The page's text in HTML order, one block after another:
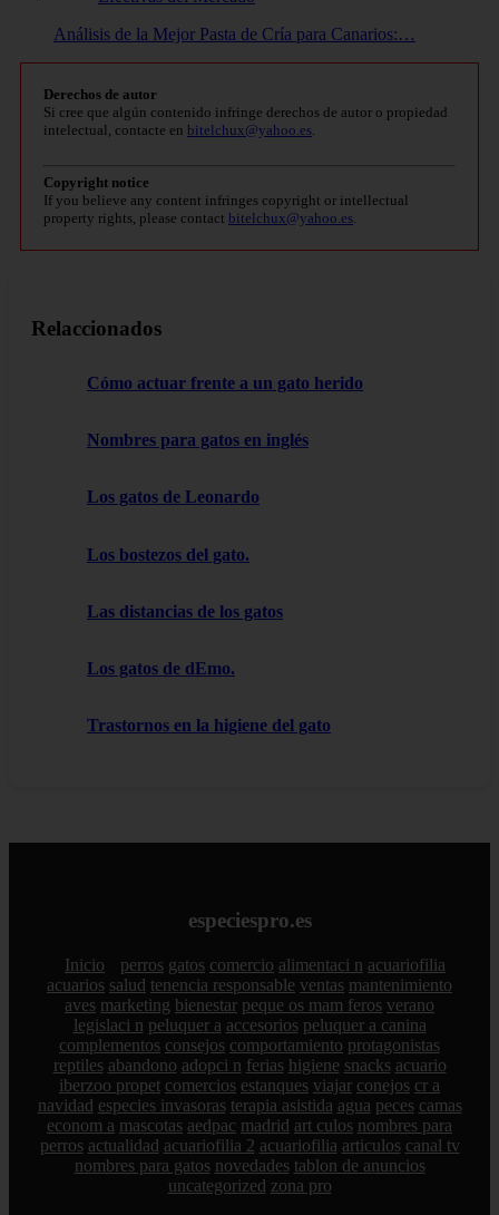
Análisis de la Mejor Pasta de Cría para Canarios:…
Derechos de autor
Si cree que algún contenido infringe derechos de autor o propiedad
intelectual, contacte en bitelchux@yahoo.es.
Copyright notice
If you believe any content infringes copyright or intellectual
property rights, please contact bitelchux@yahoo.es.
Relaccionados
Cómo actuar frente a un gato herido
Nombres para gatos en inglés
Los gatos de Leonardo
Los bostezos del gato.
Las distancias de los gatos
Los gatos de dEmo.
Trastornos en la higiene del gato
especiespro.es
Inicio perros gatos comercio alimentaci n acuariofilia
acuarios salud tenencia responsable ventas mantenimiento
aves marketing bienestar peque os mam feros verano
legislaci n peluquer a accesorios peluquer a canina
complementos consejos comportamiento protagonistas
reptiles abandono adopci n ferias higiene snacks acuario
iberzoo propet comercios estanques viajar conejos cr a
navidad especies invasoras terapia asistida agua peces camas
econom a mascotas aedpac madrid art culos nombres para
perros actualidad acuariofilia 2 acuariofilia articulos canal tv
nombres para gatos novedades tablon de anuncios
uncategorized zona pro